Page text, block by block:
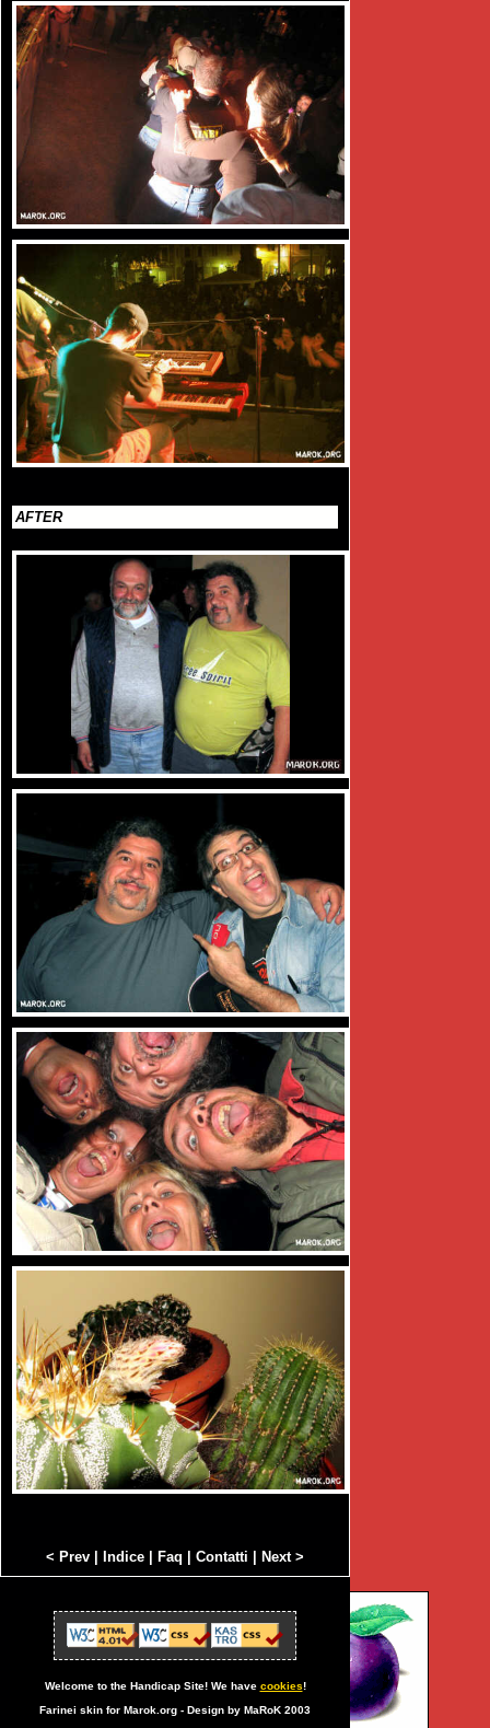
AFTER
< Prev Indice Faq Contatti Next >
Welcome to the Handicap Site! We have cookies!
Farinei skin for Marok.org - Design by MaRoK 2003